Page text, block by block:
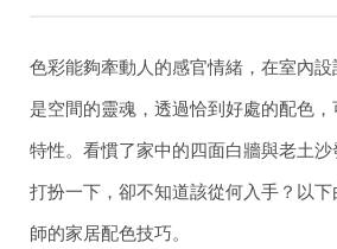
色彩能夠牽動人的感官情緒，在室內
是空間的靈魂，透過恰到好處的配色
特性。看慣了家中的四面白牆與老土
打扮一下，卻不知道該從何入手？以
師的家居配色技巧。